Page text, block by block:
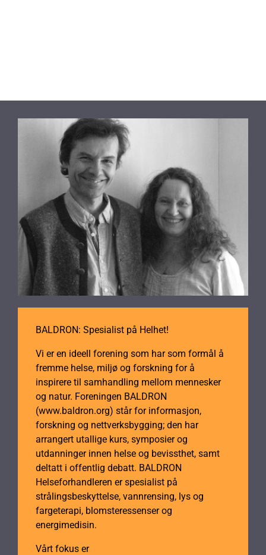
BALDRON: Spesialist på Helhet!
Vi er en ideell forening som har som formål å
fremme helse, miljø og forskning for å
inspirere til samhandling mellom mennesker
og natur. Foreningen BALDRON
(www.baldron.org) står for informasjon,
forskning og nettverksbygging; den har
arrangert utallige kurs, symposier og
utdanninger innen helse og bevissthet, samt
deltatt i offentlig debatt. BALDRON
Helseforhandleren er spesialist på
strålingsbeskyttelse, vannrensing, lys og
fargeterapi, blomsteressenser og
energimedisin.
Vårt fokus er